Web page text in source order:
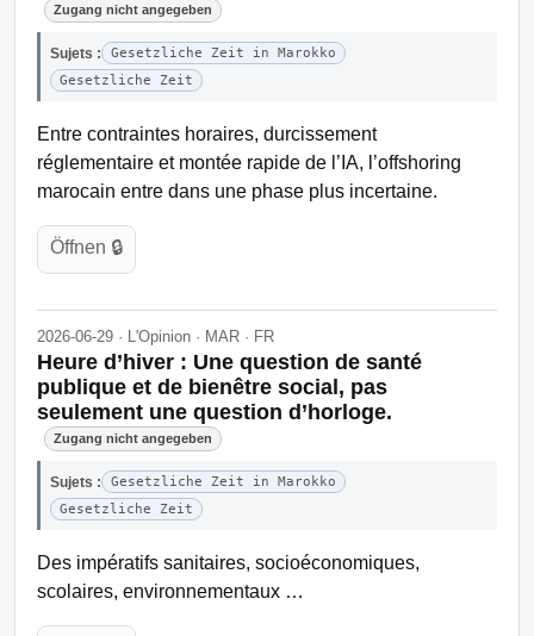
Zugang nicht angegeben
Sujets :
Gesetzliche Zeit in Marokko
Gesetzliche Zeit
Entre contraintes horaires, durcissement
réglementaire et montée rapide de l’IA, l’offshoring
marocain entre dans une phase plus incertaine.
Öffnen 🔒
2026-06-29 · L'Opinion · MAR · FR
Heure d’hiver : Une question de santé
publique et de bienêtre social, pas
seulement une question d’horloge.
Zugang nicht angegeben
Sujets :
Gesetzliche Zeit in Marokko
Gesetzliche Zeit
Des impératifs sanitaires, socioéconomiques,
scolaires, environnementaux …